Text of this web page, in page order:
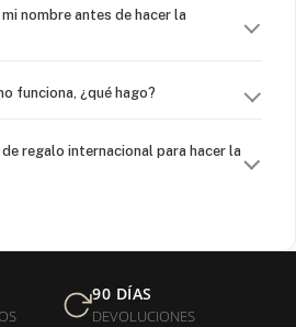
nombre antes de hacer la
funciona, ¿qué hago?
regalo internacional para hacer la
USPS, ¿qué hago para que sea
90 DÍAS
DEVOLUCIONES